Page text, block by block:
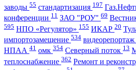
заводы 55 стандартизация 197
конференции 11 ЗАО "РОУ" 69
595 НПО «Регулятор» 155 ИКАР 20
импортозамещение 534 видеорепортаж
НПАА 41 омк 354 Северный поток 13
теплоснабжение 362 Ремонт и